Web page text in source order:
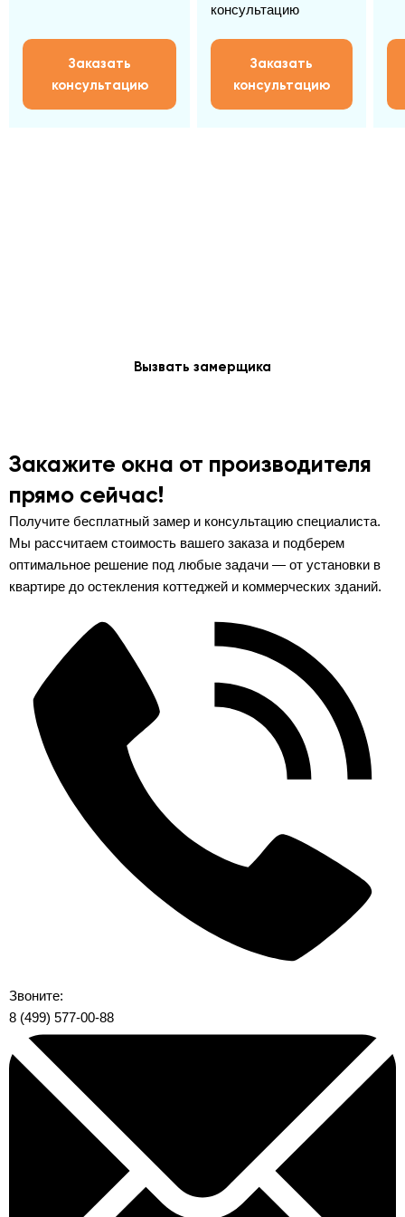
Заказать
консультацию
консультацию
Заказать
консультацию
Вызвать замерщика
Закажите окна от производителя
прямо сейчас!
Получите бесплатный замер и консультацию специалиста.
Мы рассчитаем стоимость вашего заказа и подберем
оптимальное решение под любые задачи — от установки в
квартире до остекления коттеджей и коммерческих зданий.
Звоните:
8 (499) 577-00-88